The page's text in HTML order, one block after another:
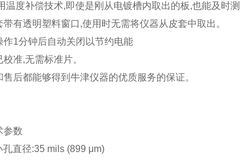
度补偿技术,即使是刚从电镀槽内取出的板,也能及时测
有透明塑料窗口,使用时无需将仪器从皮套中取出。
1分钟后自动关闭以节约电能
准,无需标准片。
后都能够得到牛津仪器的优质服务的保证。
参数
直径:35 mils (899 μm)